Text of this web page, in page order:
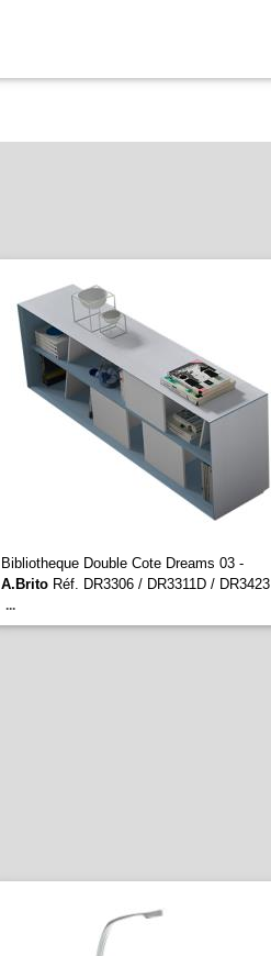
Bibliotheque Double Cote Dreams 03 -
A.Brito Réf. DR3306 / DR3311D / DR3423
...